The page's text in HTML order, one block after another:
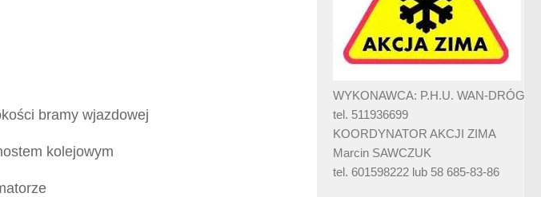
bramy wjazdowej
kolejowym
WYKONAWCA: P.H.U. WAN-DRÓG
tel. 511936699
KOORDYNATOR AKCJI ZIMA
Marcin SAWCZUK
tel. 601598222 lub 58 685-83-86